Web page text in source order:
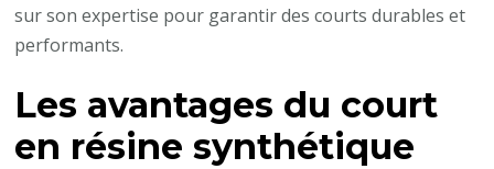
sur son expertise pour garantir des courts durables et
performants.
Les avantages du court
en résine synthétique